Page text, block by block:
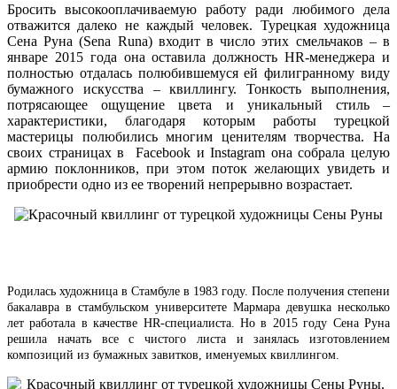
Бросить высокооплачиваемую работу ради любимого дела
отважится далеко не каждый человек. Турецкая художница
Сена Руна (Sena Runa) входит в число этих смельчаков – в
январе 2015 года она оставила должность HR-менеджера и
полностью отдалась полюбившемуся ей филигранному виду
бумажного искусства – квиллингу. Тонкость выполнения,
потрясающее ощущение цвета и уникальный стиль –
характеристики, благодаря которым работы турецкой
мастерицы полюбились многим ценителям творчества. На
своих страницах в Facebook и Instagram она собрала целую
армию поклонников, при этом поток желающих увидеть и
приобрести одно из ее творений непрерывно возрастает.
Родилась художница в Стамбуле в 1983 году. После получения степени
бакалавра в стамбульском университете Мармара девушка несколько
лет работала в качестве HR-специалиста. Но в 2015 году Сена Руна
решила начать все с чистого листа и занялась изготовлением
композиций из бумажных завитков, именуемых квиллингом.